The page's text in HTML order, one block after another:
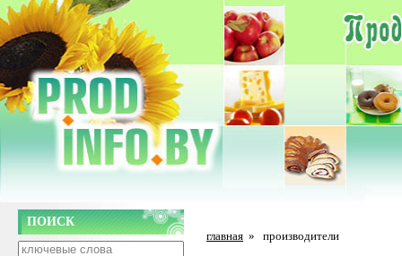
ПОИСК
главная » производители